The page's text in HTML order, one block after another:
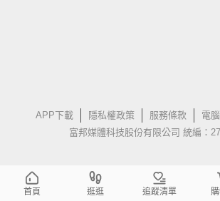
APP下載 隱私權政策 服務條款 電
富邦媒體科技股份有限公司 統編：
首頁 逛逛 追蹤清單